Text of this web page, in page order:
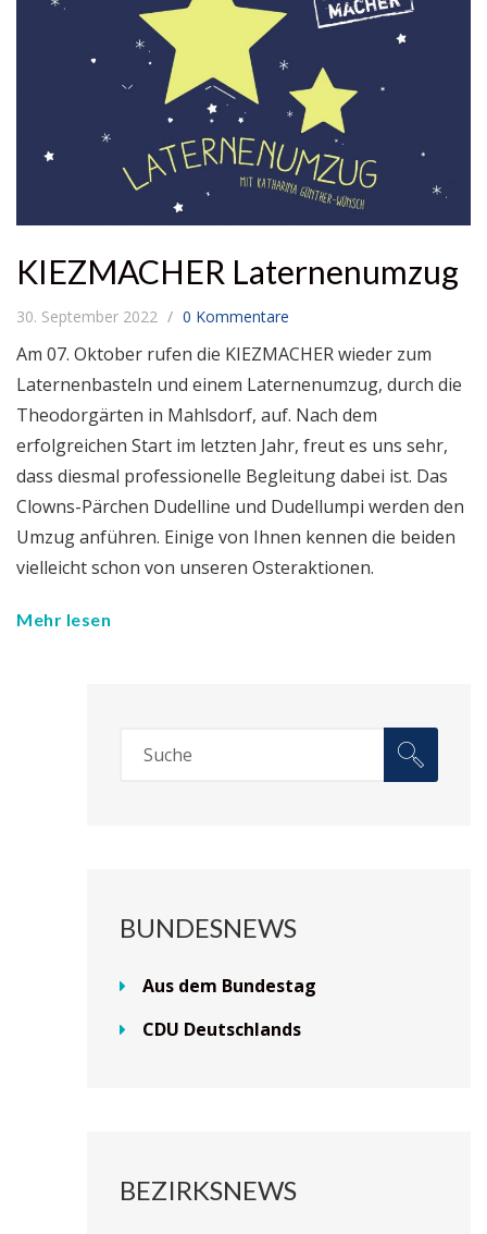
KIEZMACHER Laternenumzug
30. September 2022 0 Kommentare
Am 07. Oktober rufen die KIEZMACHER wieder zum
Laternenbasteln und einem Laternenumzug, durch die
Theodorgärten in Mahlsdorf, auf. Nach dem
erfolgreichen Start im letzten Jahr, freut es uns sehr,
dass diesmal professionelle Begleitung dabei ist. Das
Clowns-Pärchen Dudelline und Dudellumpi werden den
Umzug anführen. Einige von Ihnen kennen die beiden
vielleicht schon von unseren Osteraktionen.
Mehr lesen
BUNDESNEWS
Aus dem Bundestag
CDU Deutschlands
BEZIRKSNEWS